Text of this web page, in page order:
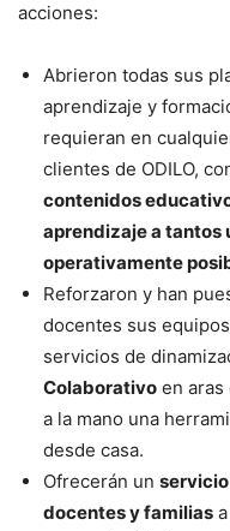
acciones:
Abrieron todas sus
aprendizaje y
requieran en
clientes de ODILO,
contenidos
aprendizaje a tantos
operativamente
Reforzaron y han
docentes sus
servicios de
Colaborativo en aras
a la mano una
desde casa.
Ofrecerán un
docentes y familias